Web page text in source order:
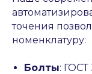
точения
номенклатуру:
Болты: ГОСТ